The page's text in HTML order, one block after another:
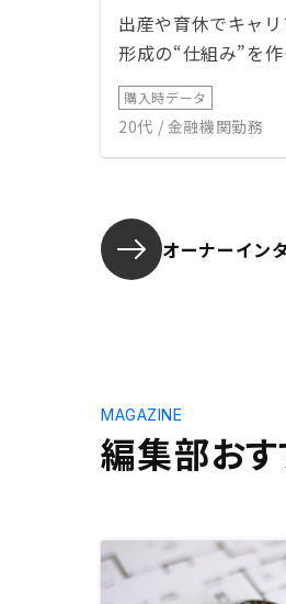
出産や育休でキャ
形成の“仕組み”を作
購入時データ
20代 / 金融機関勤務
オーナーイン
編集部お
MAGAZINE